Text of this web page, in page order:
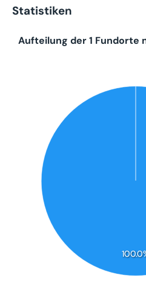
Statistiken
Aufteilung der 1 Fundorte